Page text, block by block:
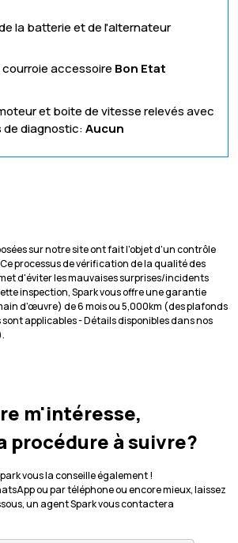
la batterie et de l'alternateur
courroie accessoire Bon Etat
et boite de vitesse relevés avec
de diagnostic:Aucun
sur notre site ont fait l'objet d'un contrôle
processus de vérification de la qualité des
d'éviter les mauvaises surprises/incidents
inspection, Spark vous offre une garantie
d'œuvre) de 6 mois ou 5,000km (des plafonds
applicables - Détails disponibles dans nos
m'intéresse,
procédure à suivre?
vous la conseille également !
ou par téléphone ou encore mieux, laissez
un agent Spark vous contactera